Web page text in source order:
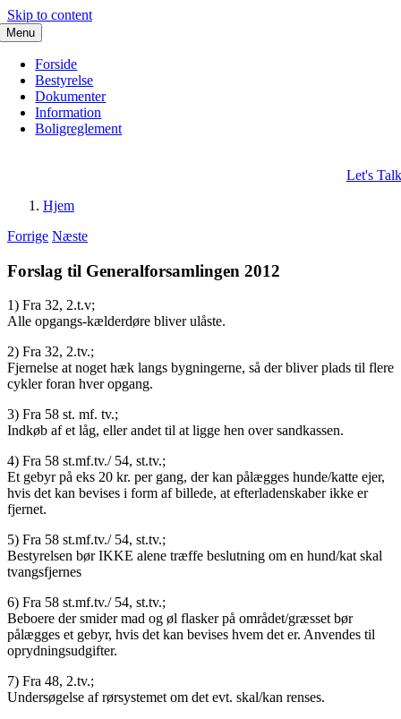
Skip to content
Menu
Forside
Bestyrelse
Dokumenter
Information
Boligreglement
Let's Talk
Hjem
Forrige Næste
Forslag til Generalforsamlingen 2012
1) Fra 32, 2.t.v;
Alle opgangs-kælderdøre bliver ulåste.
2) Fra 32, 2.tv.;
Fjernelse at noget hæk langs bygningerne, så der bliver plads til flere
cykler foran hver opgang.
3) Fra 58 st. mf. tv.;
Indkøb af et låg, eller andet til at ligge hen over sandkassen.
4) Fra 58 st.mf.tv./ 54, st.tv.;
Et gebyr på eks 20 kr. per gang, der kan pålægges hunde/katte ejer,
hvis det kan bevises i form af billede, at efterladenskaber ikke er
fjernet.
5) Fra 58 st.mf.tv./ 54, st.tv.;
Bestyrelsen bør IKKE alene træffe beslutning om en hund/kat skal
tvangsfjernes
6) Fra 58 st.mf.tv./ 54, st.tv.;
Beboere der smider mad og øl flasker på området/græsset bør
pålægges et gebyr, hvis det kan bevises hvem det er. Anvendes til
oprydningsudgifter.
7) Fra 48, 2.tv.;
Undersøgelse af rørsystemet om det evt. skal/kan renses.